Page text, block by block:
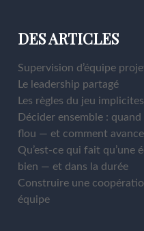
DES ARTICLES
Supervision d’équipe
Le leadership partagé
Les règles du jeu implicites
Décider ensemble :
flou — et comment
Qu’est-ce qui fait
bien — et dans la durée
Construire une
équipe